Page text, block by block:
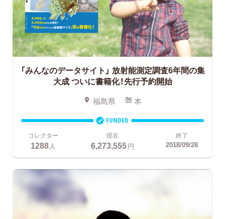
「みんなのデータサイト」 放射能測定調査6年間の集
大成 ついに書籍化！先行予約開始
福島県 本
FUNDED
コレクター
1288 人
現在
6,273,555円
終了
2018/09/28